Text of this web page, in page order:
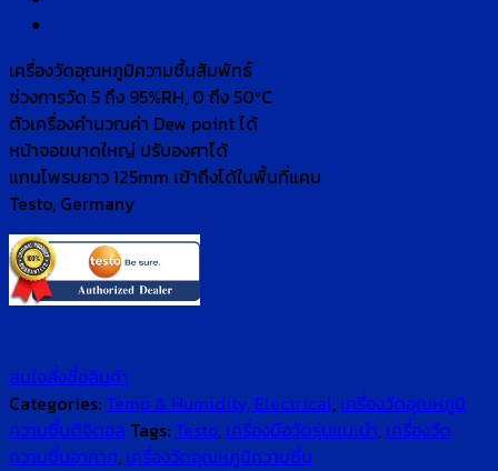
เครื่องวัดอุณหภูมิความชื้นสัมพัทธ์
ช่วงการวัด 5 ถึง 95%RH, 0 ถึง 50ºC
ตัวเครื่องคำนวณค่า Dew point ได้
หน้าจอขนาดใหญ่ ปรับองศาได้
แกนโพรบยาว 125mm เข้าถึงได้ในพื้นที่แคบ
Testo, Germany
สนใจสั่งซื้อสินค้า
Categories: Temp & Humidity, Electrical, เครื่องวัดอุณหภูมิ
ความชื้นดิจิตอล Tags: Testo, เครื่องมือวัดรุ่นแนะนำ, เครื่องวัด
ความชื้นอากาศ, เครื่องวัดอุณหภูมิความชื้น